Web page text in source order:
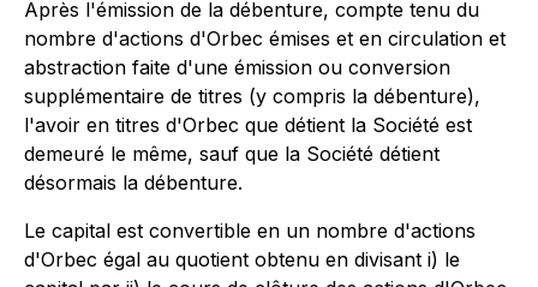
Après l'émission de la débenture, compte tenu du
nombre d'actions d'Orbec émises et en circulation et
abstraction faite d'une émission ou conversion
supplémentaire de titres (y compris la débenture),
l'avoir en titres d'Orbec que détient la Société est
demeuré le même, sauf que la Société détient
désormais la débenture.
Le capital est convertible en un nombre d'actions
d'Orbec égal au quotient obtenu en divisant i) le